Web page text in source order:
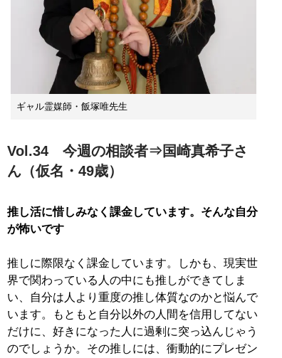
ギャル霊媒師・飯塚唯先生
Vol.34 今週の相談者⇒国崎真希子さ
ん（仮名・49歳）
推し活に惜しみなく課金しています。そんな自分
が怖いです
推しに際限なく課金しています。しかも、現実世
界で関わっている人の中にも推しができてしま
い、自分は人より重度の推し体質なのかと悩んで
います。もともと自分以外の人間を信用してない
だけに、好きになった人に過剰に突っ込んじゃう
のでしょうか。その推しには、衝動的にプレゼン